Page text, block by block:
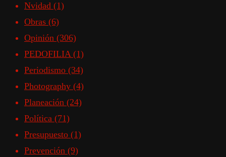
Nvidad (1)
Obras (6)
Opinión (306)
PEDOFILIA (1)
Periodismo (34)
Photography (4)
Planeación (24)
Política (71)
Presupuesto (1)
Prevención (9)